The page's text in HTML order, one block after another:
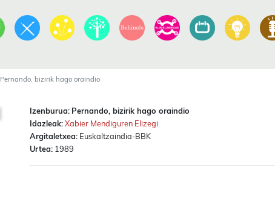
Pernando, bizirik hago oraindio
Izenburua: Pernando, bizirik hago oraindio
Idazleak:Xabier Mendiguren Elizegi
Argitaletxea: Euskaltzaindia-BBK
Urtea: 1989